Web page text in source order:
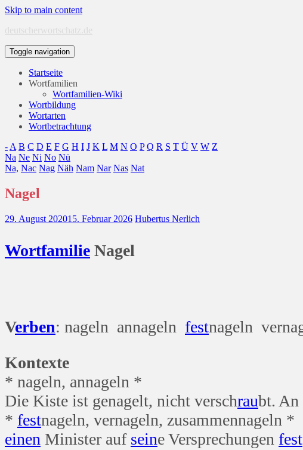
Skip to main content
deutscherwortschatz.de
Toggle navigation
Startseite
Wortfamilien
Wortfamilien-Wiki
Wortbildung
Wortarten
Wortbetrachtung
- A B C D E F G H I J K L M N O P Q R S T Ü V W Z
Na Ne Ni No Nü
Na, Nac Nag Näh Nam Nar Nas Nat
Nagel
29. August 202015. Februar 2026 Hubertus Nerlich
Wortfamilie Nagel
Verben: nageln annageln festnageln
Kontexte
* nageln, annageln *
Die Kiste ist genagelt, nicht verschraubt. An
* festnageln, vernageln, zusammennageln *
einen Minister auf seine Versprechungen fest